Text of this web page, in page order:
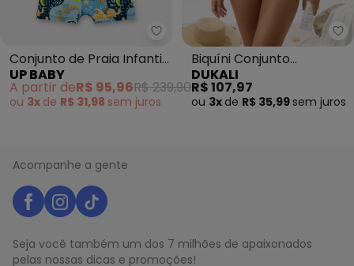
Up Baby - Conjunto de Praia
Conjunto de Praia Infantil
Menino (Amarelo)
UP BABY
A partir deR$ 95,96R$ 239,90
ou 3x de R$ 31,98 sem juros
Biquíni Conjunto
Cortininha Fio Duplo
(Preto)
DUKALI
R$ 107,97
ou 3x de R$ 35,99 sem juros
Acompanhe a gente
Seja você também um dos 7 milhões de apaixonados
pelas nossas dicas e promoções!